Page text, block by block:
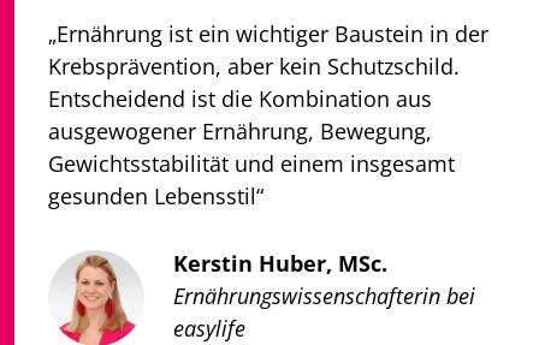
„Ernährung ist ein wichtiger Baustein in der
Krebsprävention, aber kein Schutzschild.
Entscheidend ist die Kombination aus
ausgewogener Ernährung, Bewegung,
Gewichtsstabilität und einem insgesamt
gesunden Lebensstil“
Kerstin Huber, MSc.
Ernährungswissenschafterin bei
easylife